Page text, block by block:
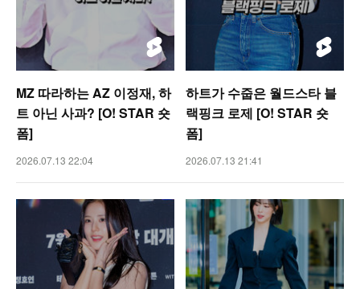
MZ 따라하는 AZ 이정재, 하
트 아닌 사과? [O! STAR 숏
폼]
2026.07.13 22:04
하트가 수줍은 월드스타 블
랙핑크 로제 [O! STAR 숏
폼]
2026.07.13 21:41